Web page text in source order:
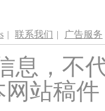
| 联系我们 | 广告服务
息，不
网站稿